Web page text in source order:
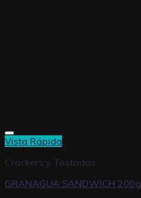
Vista Rápida
Crackers y Tostadas
GRANAGUA SANDWICH 200g